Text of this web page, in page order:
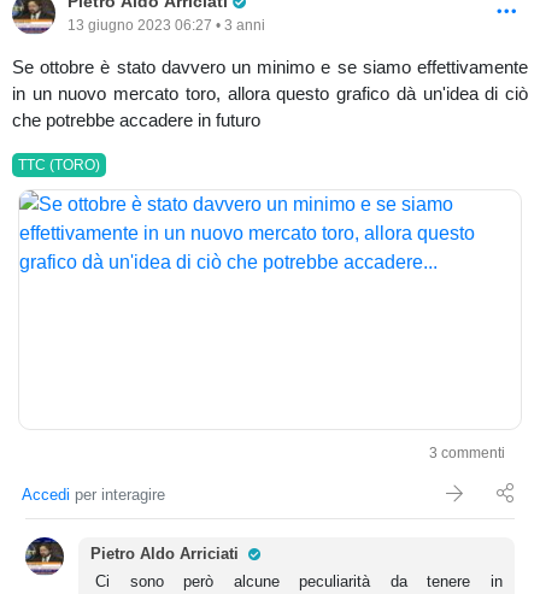
13 giugno 2023 06:27 • 3 anni
Se ottobre è stato davvero un minimo e se siamo effettivamente
in un nuovo mercato toro, allora questo grafico dà un'idea di ciò
che potrebbe accadere in futuro
TTC (TORO)
3 commenti
Accedi per interagire
Pietro Aldo Arriciati
Ci sono però alcune peculiarità da tenere in